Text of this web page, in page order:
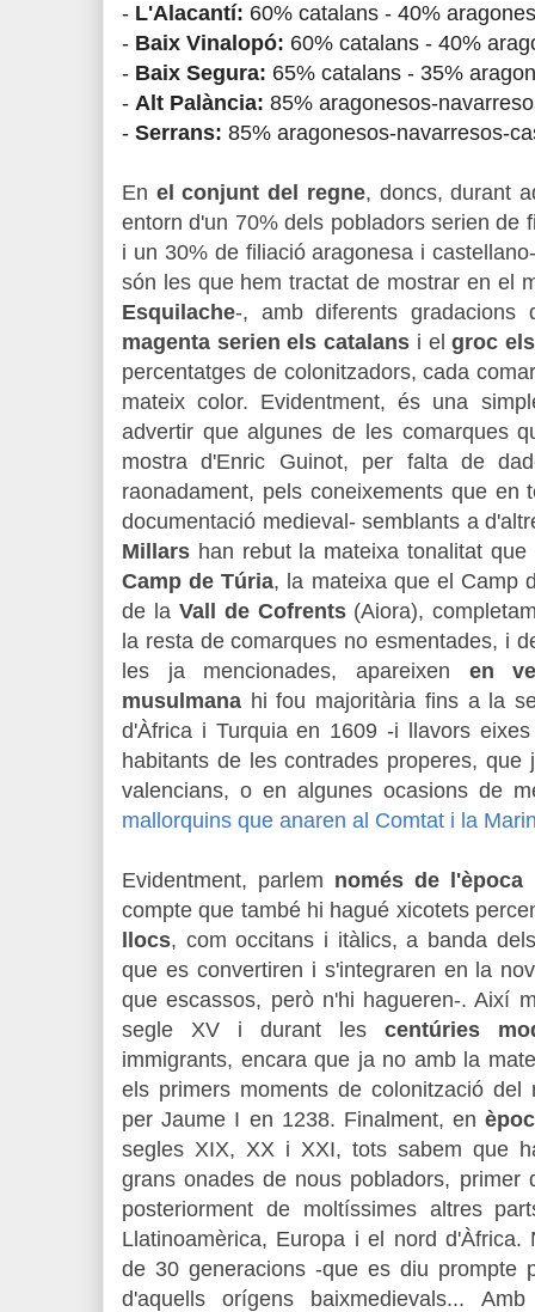
- L'Alacantí: 60% catalans - 40%
- Baix Vinalopó: 60% catalans - 40%
- Baix Segura: 65% catalans - 35%
- Alt Palància: 85% aragonesos-
- Serrans: 85% aragonesos-navarresos-
En el conjunt del regne, doncs, durant
entorn d'un 70% dels pobladors serien de
i un 30% de filiació aragonesa i
són les que hem tractat de mostrar en el
Esquilache-, amb diferents gradacions
magenta serien els catalans i elgroc
percentatges de colonitzadors, cada
mateix color. Evidentment, és una
advertir que algunes de les comarques
mostra d'Enric Guinot, per falta de
raonadament, pels coneixements que en
documentació medieval- semblants a
Millars han rebut la mateixa tonalitat
Camp de Túria, la mateixa que el Camp
de la Vall de Cofrents(Aiora),
la resta de comarques no esmentades, i
les ja mencionades, apareixen en
musulmana hi fou majoritària fins a la
d'Àfrica i Turquia en 1609 -i llavors
habitants de les contrades properes, que
valencians, o en algunes ocasions de
mallorquins que anaren al Comtat i la
Evidentment, parlem només de l'època
compte que també hi hagué xicotets
llocs, com occitans i itàlics, a banda
que es convertiren i s'integraren en la
que escassos, però n'hi hagueren-. Així
segle XV i durant les centúries
immigrants, encara que ja no amb la
els primers moments de colonització del
per Jaume I en 1238. Finalment, en
segles XIX, XX i XXI, tots sabem que
grans onades de nous pobladors, primer
posteriorment de moltíssimes altres
Llatinoamèrica, Europa i el nord
de 30 generacions -que es diu prompte
d'aquells orígens baixmedievals...